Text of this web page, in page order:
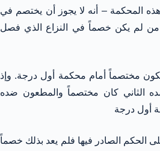
المحكمة – أنه لا يجوز أن يختصم في
لم يكن خصماً في النزاع الذي فصل
مختصماً أمام محكمة أول درجة. وإذ
الثاني كان مختصماً والمطعون ضده
أول درجة
الحكم الصادر فيها فلم يعد بذلك خصماً